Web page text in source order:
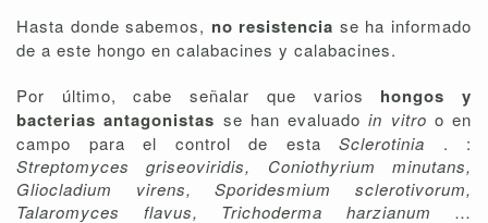
Hasta donde sabemos, no resistencia se ha informado
de a este hongo en calabacines y calabacines.
Por último, cabe señalar que varios hongos y
bacterias antagonistas se han evaluadoin vitro o en
campo para el control de esta Sclerotinia . :
Streptomyces griseoviridis, Coniothyrium minutans,
Gliocladium virens, Sporidesmium sclerotivorum,
Talaromyces flavus, Trichoderma harzianum …